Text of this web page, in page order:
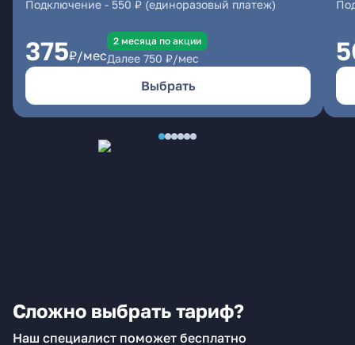
Подключение - 550 ₽ (единоразовый платеж)
375₽/мес
2 месяцa по акции
Далее 750 ₽/мес
Выбрать
Сложно выбрать тариф?
Наш специалист поможет бесплатно